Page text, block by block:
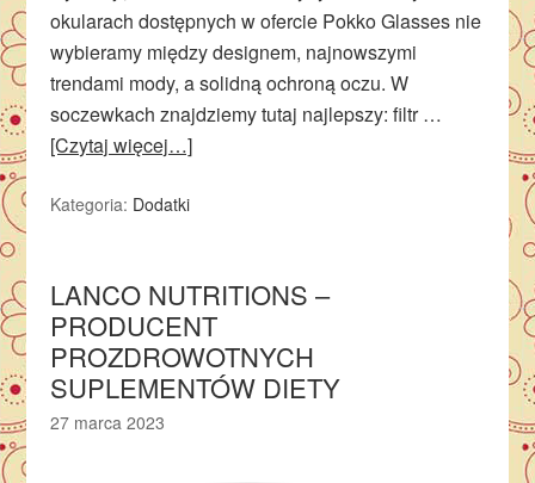
okularach dostępnych w ofercie Pokko Glasses nie
wybieramy między designem, najnowszymi
trendami mody, a solidną ochroną oczu. W
soczewkach znajdziemy tutaj najlepszy: filtr …
[Czytaj więcej…]
Kategoria: Dodatki
LANCO NUTRITIONS –
PRODUCENT
PROZDROWOTNYCH
SUPLEMENTÓW DIETY
27 marca 2023